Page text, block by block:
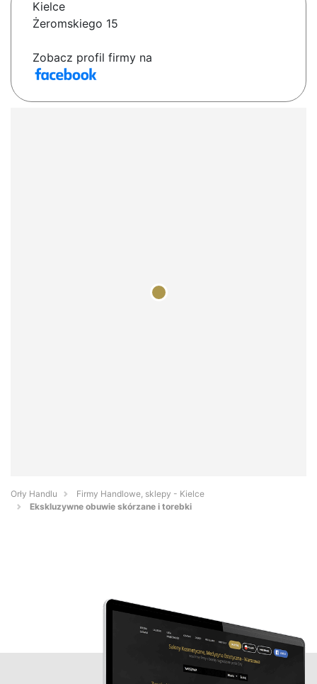
Kielce
Żeromskiego 15
Zobacz profil firmy na
Orły Handlu
Firmy Handlowe, sklepy - Kielce
Ekskluzywne obuwie skórzane i torebki